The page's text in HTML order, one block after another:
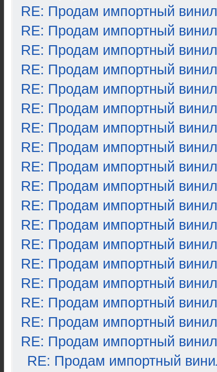
RE: Продам импортный винил
RE: Продам импортный винил
RE: Продам импортный винил
RE: Продам импортный винил
RE: Продам импортный винил
RE: Продам импортный винил
RE: Продам импортный винил
RE: Продам импортный винил
RE: Продам импортный винил
RE: Продам импортный винил
RE: Продам импортный винил
RE: Продам импортный винил
RE: Продам импортный винил
RE: Продам импортный винил
RE: Продам импортный винил
RE: Продам импортный винил
RE: Продам импортный винил
RE: Продам импортный винил
RE: Продам импортный